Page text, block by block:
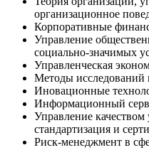
организационное
Корпоративные
Управление
социально-значимых
Управленческая
Методы исследований
Иновационные
Информационный
Управление
стандартизация и
Риск-менеджмент в